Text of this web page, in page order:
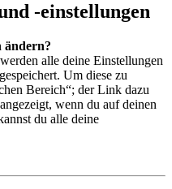
-einstellungen
ändern?
alle deine Einstellungen
Um diese zu
Bereich“; der Link dazu
wenn du auf deinen
du alle deine